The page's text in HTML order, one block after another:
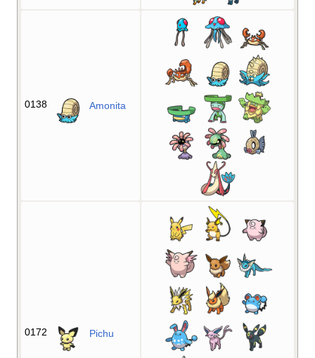
0138 Amonita
0172 Pichu